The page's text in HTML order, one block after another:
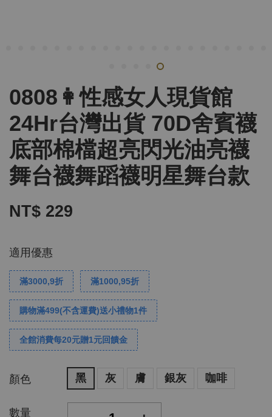
0808👩性感女人現貨館
24Hr台灣出貨 70D舍賓襪
底部棉檔超亮閃光油亮襪
舞台襪舞蹈襪明星舞台款
NT$ 229
適用優惠
滿3000,9折 滿1000,95折
購物滿499(不含運費)送小禮物1件
全館消費每20元贈1元回饋金
顏色 黑 灰 膚 銀灰 咖啡
數量